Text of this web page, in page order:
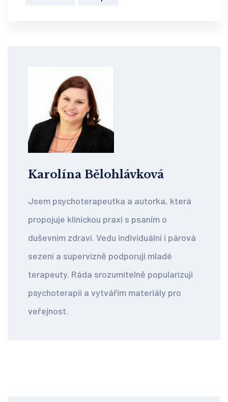
Karolína Bělohlávková
Jsem psychoterapeutka a autorka, která
propojuje klinickou praxi s psaním o
duševním zdraví. Vedu individuální i párová
sezení a supervizně podporuji mladé
terapeuty. Ráda srozumitelně popularizuji
psychoterapii a vytvářím materiály pro
veřejnost.